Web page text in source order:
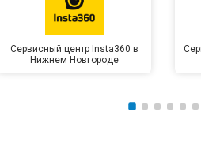
Сервисный центр Insta360 в
Нижнем Новгороде